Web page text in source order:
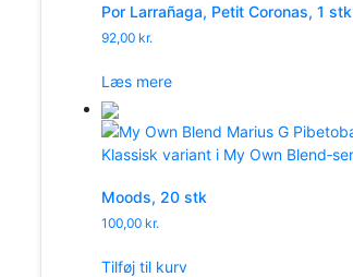
Por Larrañaga, Petit Coronas, 1 stk
92,00 kr.
Læs mere
Moods, 20 stk
100,00 kr.
Tilføj til kurv